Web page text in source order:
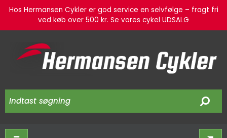
Hos Hermansen Cykler er god service en selvfølge – fragt fri
ved køb over 500 kr. Se vores cykel UDSALG